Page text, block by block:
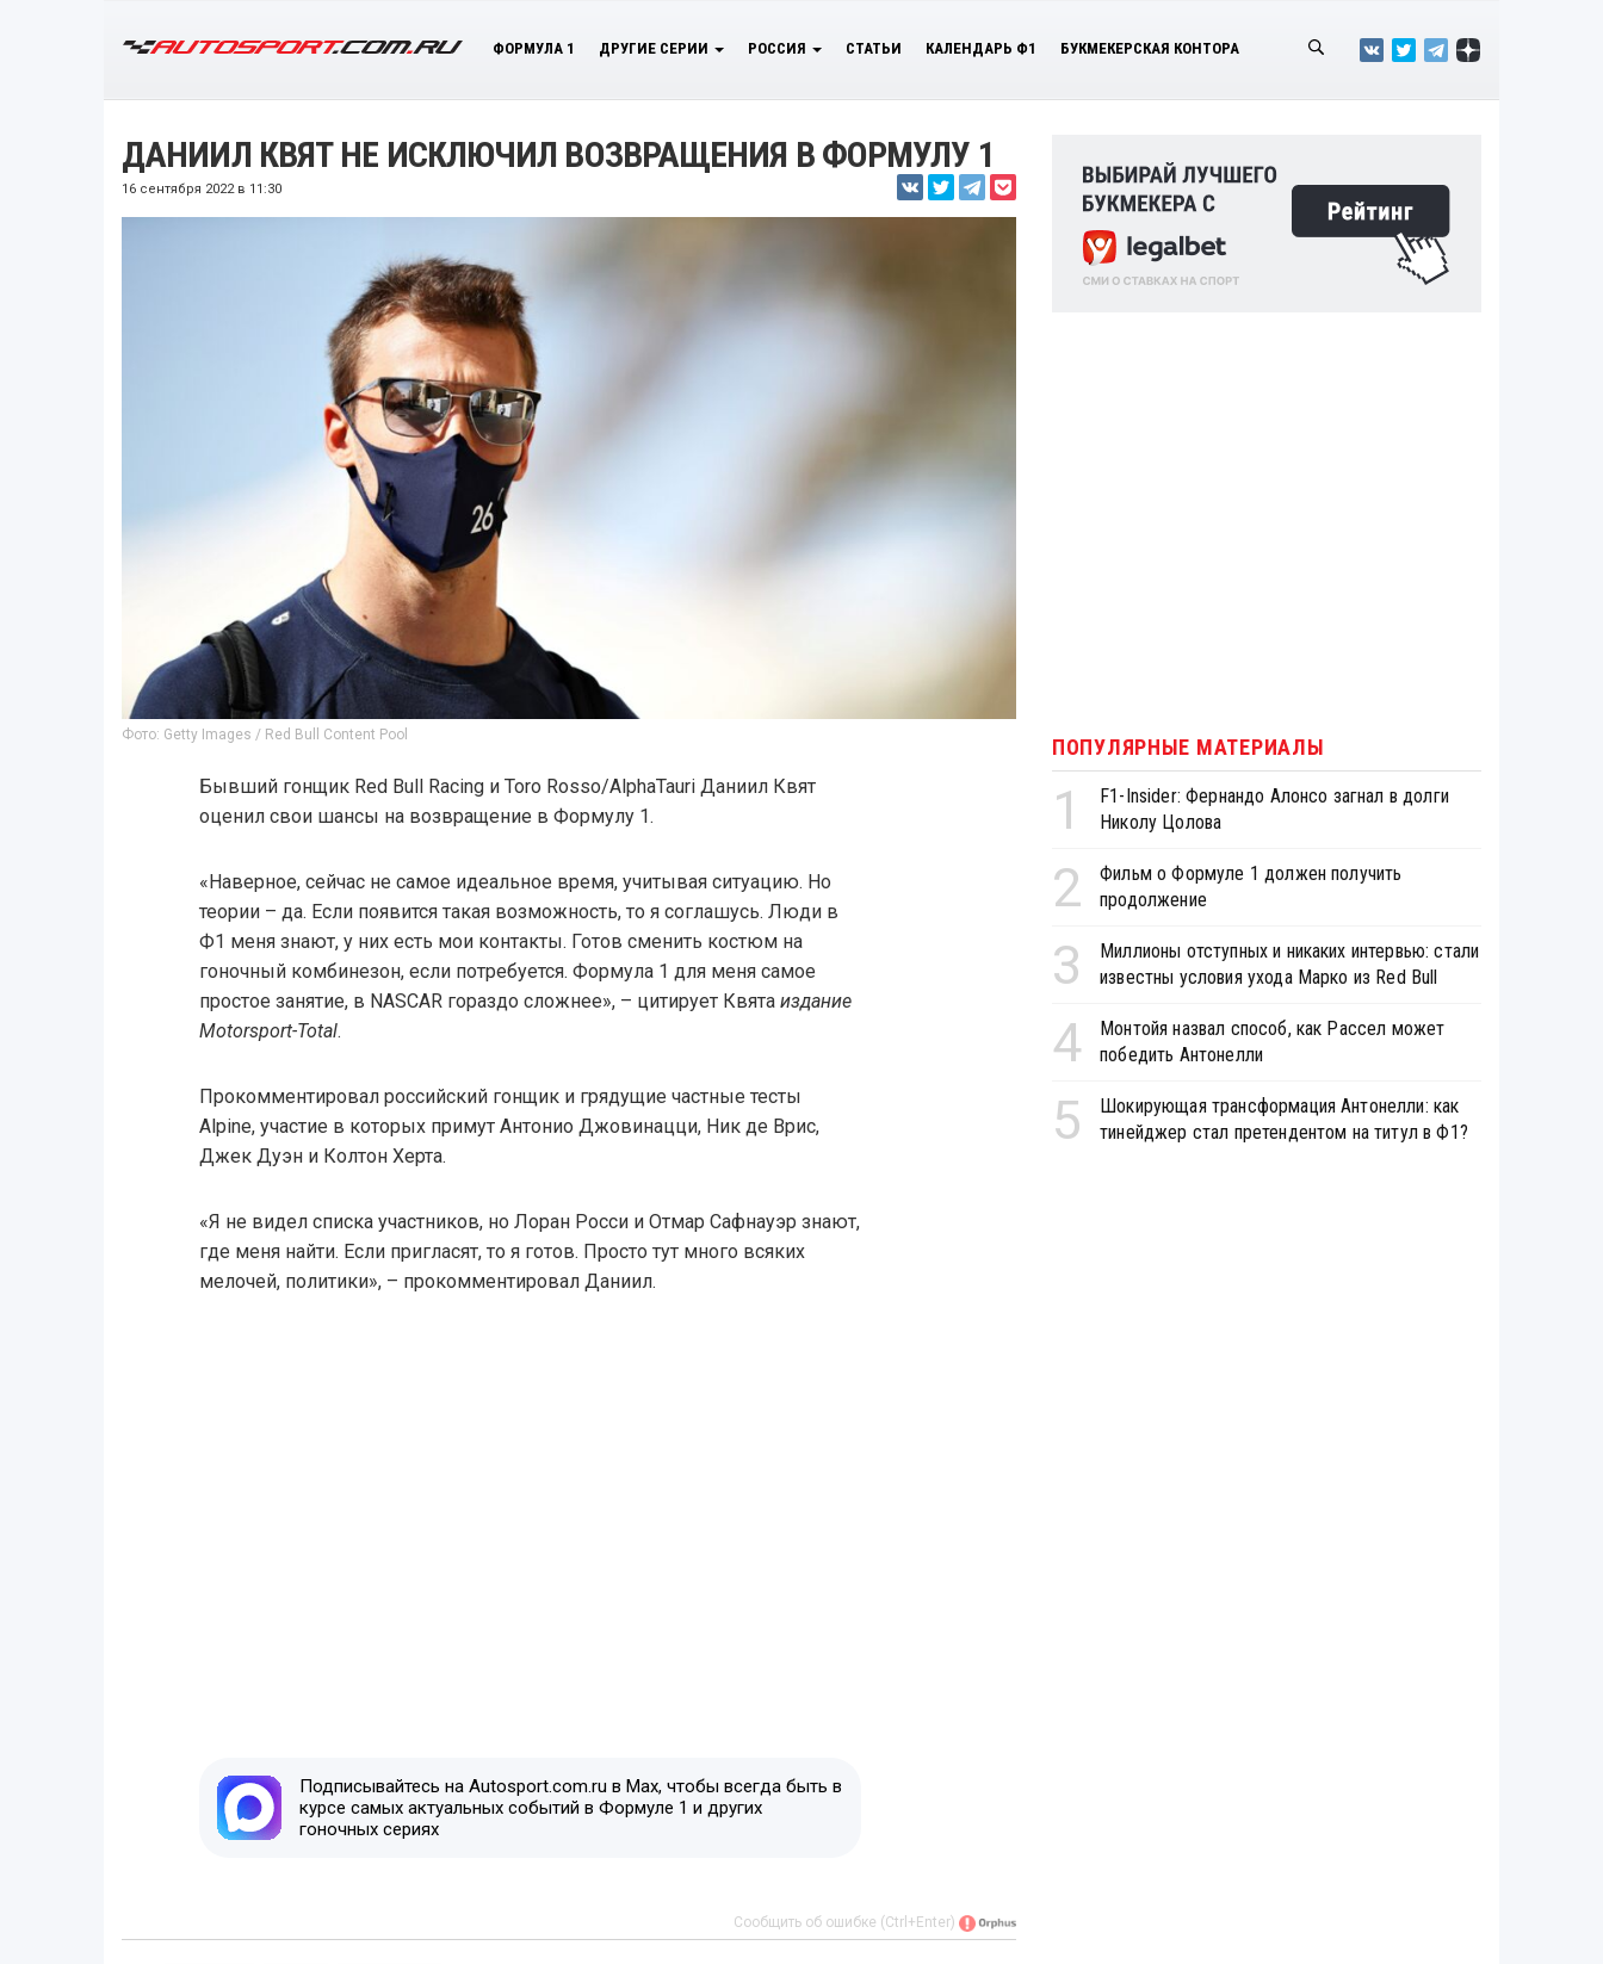
ФОРМУЛА 1 ДРУГИЕ СЕРИИ РОССИЯ СТАТЬИ КАЛЕНДАРЬ Ф1 БУКМЕКЕРСКАЯ КОНТОРА
ДАНИИЛ КВЯТ НЕ ИСКЛЮЧИЛ ВОЗВРАЩЕНИЯ В ФОРМУЛУ 1
16 сентября 2022 в 11:30
Фото: Getty Images / Red Bull Content Pool
Бывший гонщик Red Bull Racing и Toro Rosso/AlphaTauri Даниил Квят
оценил свои шансы на возвращение в Формулу 1.
«Наверное, сейчас не самое идеальное время, учитывая ситуацию. Но
теории – да. Если появится такая возможность, то я соглашусь. Люди в
Ф1 меня знают, у них есть мои контакты. Готов сменить костюм на
гоночный комбинезон, если потребуется. Формула 1 для меня самое
простое занятие, в NASCAR гораздо сложнее», – цитирует Квята издание
Motorsport-Total.
Прокомментировал российский гонщик и грядущие частные тесты
Alpine, участие в которых примут Антонио Джовинацци, Ник де Врис,
Джек Дуэн и Колтон Херта.
«Я не видел списка участников, но Лоран Росси и Отмар Сафнауэр знают,
где меня найти. Если пригласят, то я готов. Просто тут много всяких
мелочей, политики», – прокомментировал Даниил.
Подписывайтесь на Autosport.com.ru в Max, чтобы всегда быть в
курсе самых актуальных событий в Формуле 1 и других
гоночных сериях
Сообщить об ошибке (Ctrl+Enter)
ПОПУЛЯРНЫЕ МАТЕРИАЛЫ
1
F1-Insider: Фернандо Алонсо загнал в долги
Николу Цолова
2
Фильм о Формуле 1 должен получить
продолжение
3
Миллионы отступных и никаких интервью: стали
известны условия ухода Марко из Red Bull
4
Монтойя назвал способ, как Рассел может
победить Антонелли
5
Шокирующая трансформация Антонелли: как
тинейджер стал претендентом на титул в Ф1?